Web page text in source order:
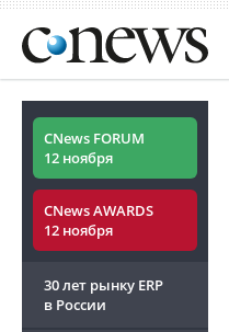
CNews FORUM
12 ноября
CNews AWARDS
12 ноября
30 лет рынку ERP
в России